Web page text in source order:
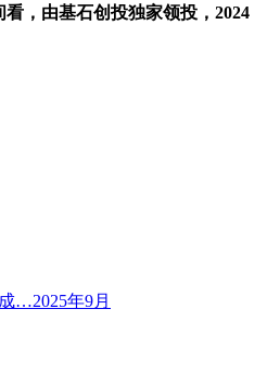
，由基石创投独家领投，2024
…2025年9月